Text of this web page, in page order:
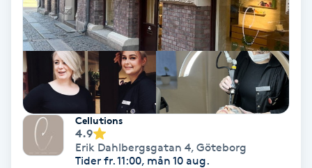
Fransförlängning
Fransförlängning Megavolym
Fransförlängning Volym
Fransk manikyr
Cellutions
4.9
Erik Dahlbergsgatan 4, Göteborg
Tider fr. 11:00, mån 10 aug.